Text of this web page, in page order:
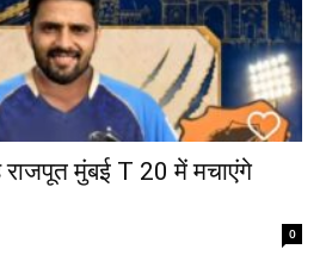
राजपूत मुंबई T 20 में मचाएंगे
0